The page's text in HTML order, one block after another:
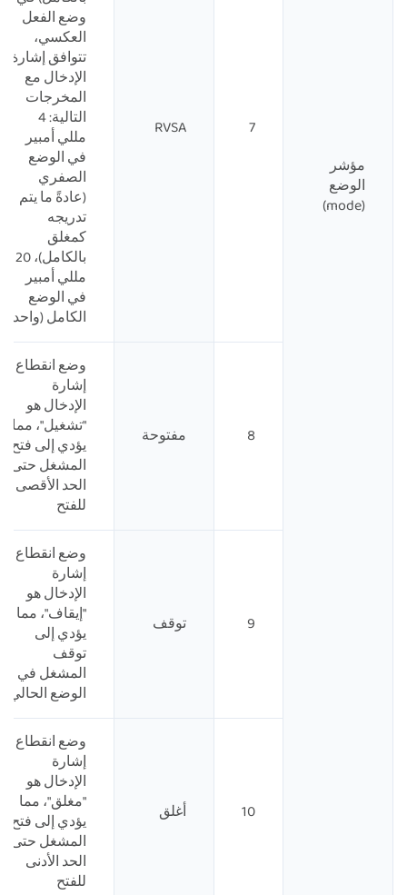
مؤشر
الوضع
(mode)
7
RVSA
وضع الفعل
العكسي،
تتوافق إشارة
الإدخال مع
المخرجات
التالية: 4
مللي أمبير
في الوضع
الصفري
(عادةً ما يتم
تدريجه
كمغلق
بالكامل)، 20
مللي أمبير
في الوضع
الكامل (واحد)
8 مفتوحة
وضع انقطاع
إشارة
الإدخال هو
"تشغيل"، مما
يؤدي إلى فتح
المشغل حتى
الحد الأقصى
للفتح
9 توقف
وضع انقطاع
إشارة
الإدخال هو
"إيقاف"، مما
يؤدي إلى
توقف
المشغل في
الوضع الحالي
10 أغلق
وضع انقطاع
إشارة
الإدخال هو
"مغلق"، مما
يؤدي إلى فتح
المشغل حتى
الحد الأدنى
للفتح